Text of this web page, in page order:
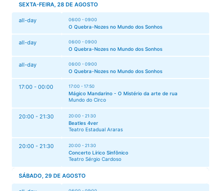
SEXTA-FEIRA, 28 DE AGOSTO
all-day 06:00 - 09:00
O Quebra-Nozes no Mundo dos Sonhos
all-day 06:00 - 09:00
O Quebra-Nozes no Mundo dos Sonhos
all-day 06:00 - 09:00
O Quebra-Nozes no Mundo dos Sonhos
17:00 - 00:00 17:00 - 17:50
Mágico Mandarino - O Mistério da arte de rua
Mundo do Circo
20:00 - 21:30 20:00 - 21:30
Beatles 4ver
Teatro Estadual Araras
20:00 - 21:30 20:00 - 21:30
Concerto Lírico Sinfônico
Teatro Sérgio Cardoso
SÁBADO, 29 DE AGOSTO